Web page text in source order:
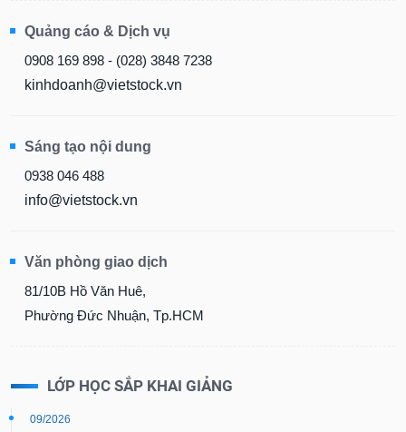
Quảng cáo & Dịch vụ
0908 169 898 - (028) 3848 7238
kinhdoanh@vietstock.vn
Sáng tạo nội dung
0938 046 488
info@vietstock.vn
Văn phòng giao dịch
81/10B Hồ Văn Huê,
Phường Đức Nhuận, Tp.HCM
LỚP HỌC SẮP KHAI GIẢNG
09/2026